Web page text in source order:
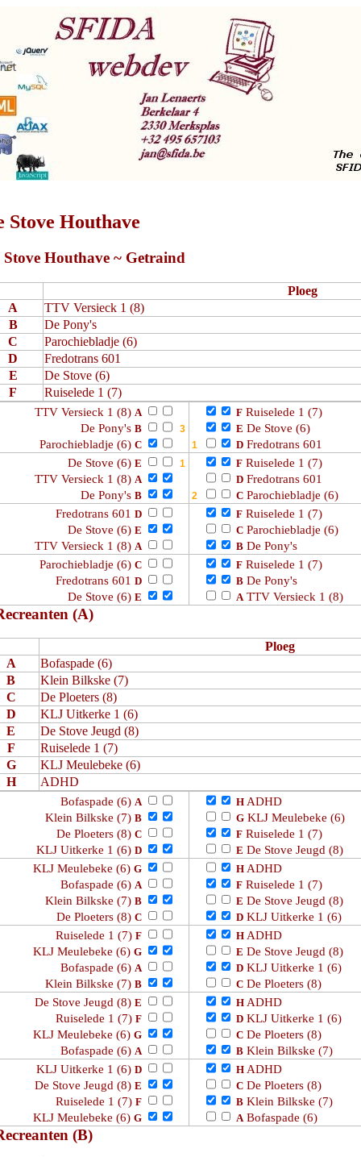
Stove Houthave
Stove Houthave ~ Getraind
Ploeg
A
TTV Versieck 1 (8)
B
De Pony's
C
Parochiebladje (6)
D
Fredotrans 601
E
De Stove (6)
F
Ruiselede 1 (7)
TTV Versieck 1 (8) A
De Pony's B
Parochiebladje (6) C
F Ruiselede 1 (7)
E De Stove (6)
D Fredotrans 601
De Stove (6) E
TTV Versieck 1 (8) A
De Pony's B
F Ruiselede 1 (7)
D Fredotrans 601
C Parochiebladje (6)
Fredotrans 601 D
De Stove (6) E
TTV Versieck 1 (8) A
F Ruiselede 1 (7)
C Parochiebladje (6)
B De Pony's
Parochiebladje (6) C
Fredotrans 601 D
De Stove (6) E
F Ruiselede 1 (7)
B De Pony's
A TTV Versieck 1 (8)
(A)
Ploeg
A
Bofaspade (6)
B
Klein Bilkske (7)
C
De Ploeters (8)
D
KLJ Uitkerke 1 (6)
E
De Stove Jeugd (8)
F
Ruiselede 1 (7)
G
KLJ Meulebeke (6)
H
ADHD
Bofaspade (6) A
Klein Bilkske (7) B
De Ploeters (8) C
KLJ Uitkerke 1 (6) D
H ADHD
G KLJ Meulebeke (6)
F Ruiselede 1 (7)
E De Stove Jeugd (8)
KLJ Meulebeke (6) G
Bofaspade (6) A
Klein Bilkske (7) B
De Ploeters (8) C
H ADHD
F Ruiselede 1 (7)
E De Stove Jeugd (8)
D KLJ Uitkerke 1 (6)
Ruiselede 1 (7) F
KLJ Meulebeke (6) G
Bofaspade (6) A
Klein Bilkske (7) B
H ADHD
E De Stove Jeugd (8)
D KLJ Uitkerke 1 (6)
C De Ploeters (8)
De Stove Jeugd (8) E
Ruiselede 1 (7) F
KLJ Meulebeke (6) G
Bofaspade (6) A
H ADHD
D KLJ Uitkerke 1 (6)
C De Ploeters (8)
B Klein Bilkske (7)
KLJ Uitkerke 1 (6) D
De Stove Jeugd (8) E
Ruiselede 1 (7) F
KLJ Meulebeke (6) G
H ADHD
C De Ploeters (8)
B Klein Bilkske (7)
ABofaspade (6)
(B)